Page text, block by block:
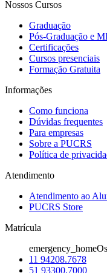
Nossos Cursos
Graduação
Pós-Graduação e
Certificações
Cursos presenciais
Formação Gratuita
Informações
Como funciona
Dúvidas frequentes
Para empresas
Sobre a PUCRS
Política de
Atendimento
Atendimento ao
PUCRS Store
Matrícula
emergency_home
11 94208.7678
51 93300.7000